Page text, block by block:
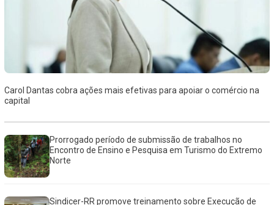
Carol Dantas cobra ações mais efetivas para apoiar o comércio na
capital
Prorrogado período de submissão de trabalhos no
Encontro de Ensino e Pesquisa em Turismo do Extremo
Norte
Sindicer-RR promove treinamento sobre Execução de